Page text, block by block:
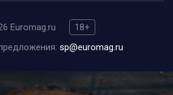
Euromag.ru
18+
sp@euromag.ru